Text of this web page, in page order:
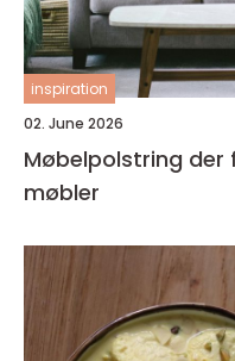
inspiration
02. June 2026
Møbelpolstring
møbler